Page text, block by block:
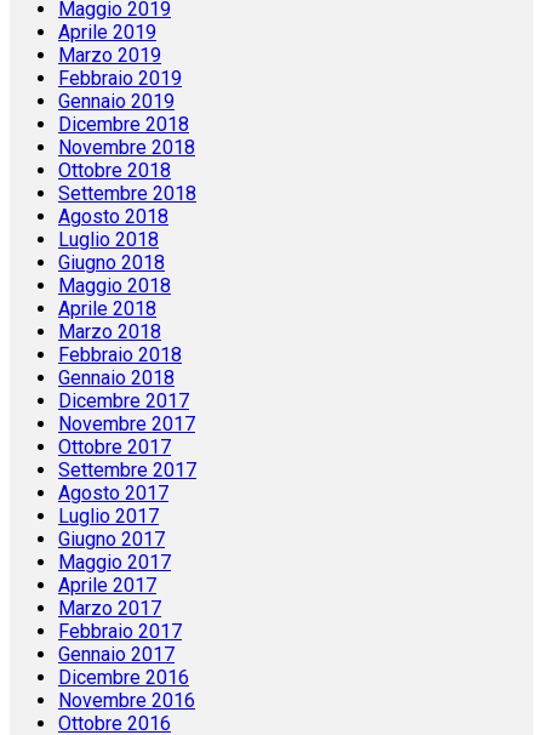
Maggio 2019
Aprile 2019
Marzo 2019
Febbraio 2019
Gennaio 2019
Dicembre 2018
Novembre 2018
Ottobre 2018
Settembre 2018
Agosto 2018
Luglio 2018
Giugno 2018
Maggio 2018
Aprile 2018
Marzo 2018
Febbraio 2018
Gennaio 2018
Dicembre 2017
Novembre 2017
Ottobre 2017
Settembre 2017
Agosto 2017
Luglio 2017
Giugno 2017
Maggio 2017
Aprile 2017
Marzo 2017
Febbraio 2017
Gennaio 2017
Dicembre 2016
Novembre 2016
Ottobre 2016